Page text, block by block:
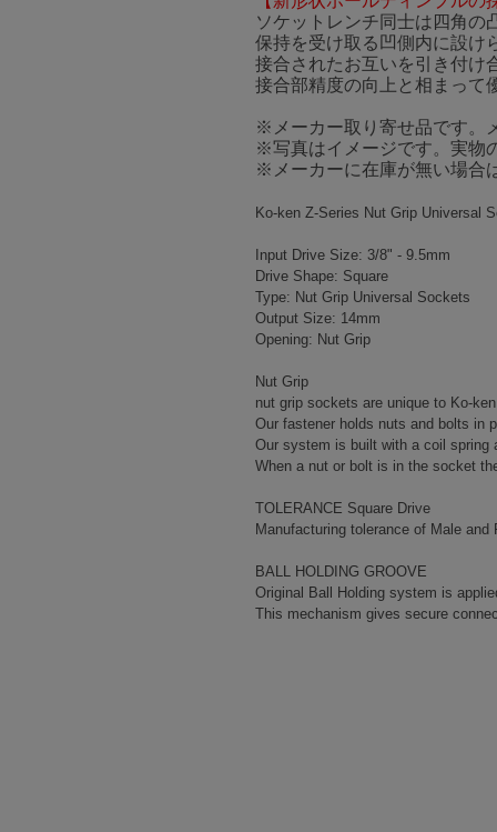
ソケットレンチ同士は四角の
保持を受け取る凹側内に設け
接合されたお互いを引き付け
接合部精度の向上と相まって
※メーカー取り寄せ品です。
※写真はイメージです。実物
※メーカーに在庫が無い場合
Ko-ken Z-Series Nut Grip Universal
Input Drive Size: 3/8" - 9.5mm
Drive Shape: Square
Type: Nut Grip Universal Sockets
Output Size: 14mm
Opening: Nut Grip
Nut Grip
nut grip sockets are unique to Ko-
Our fastener holds nuts and bolts in
Our system is built with a coil spring
When a nut or bolt is in the socket
TOLERANCE Square Drive
Manufacturing tolerance of Male
BALL HOLDING GROOVE
Original Ball Holding system is
This mechanism gives secure